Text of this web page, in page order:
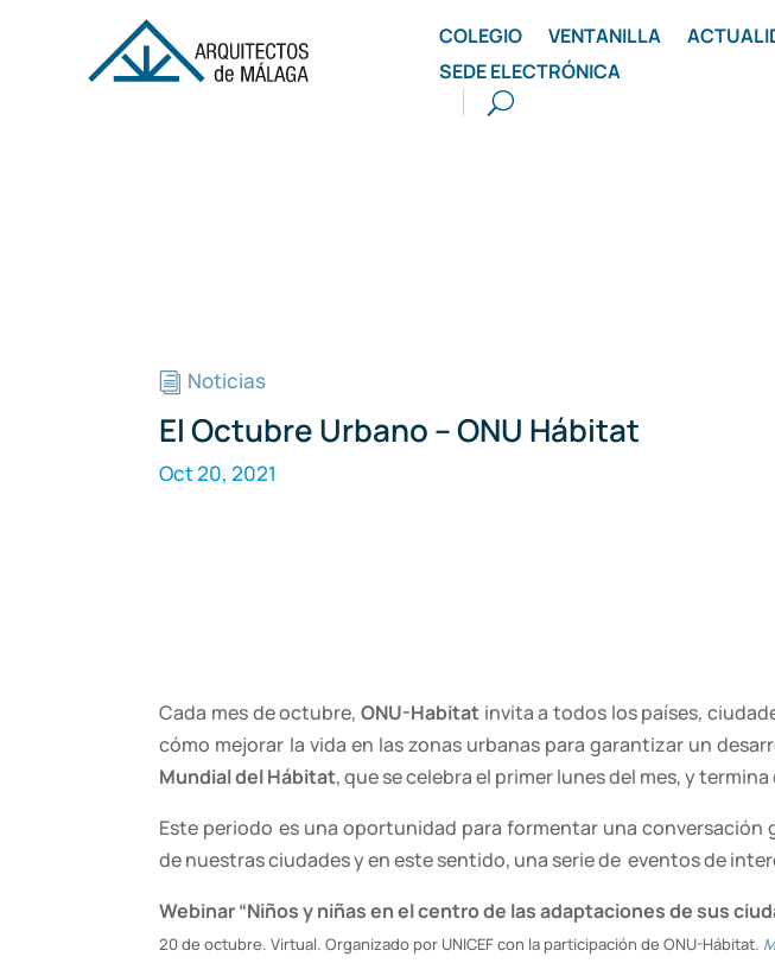
COLEGIO VENTANILLA
SEDE ELECTRÓNICA
i Noticias
El Octubre Urbano – ONU Hábitat
Oct 20, 2021
Cada mes de octubre,ONU-Habitat invita a todos los países,
cómo mejorar la vida en las zonas urbanas para garantizar un
Mundial del Hábitat, que se celebra el primer lunes del mes, y termina
Este periodo es una oportunidad para formentar una
de nuestras ciudades y en este sentido, una serie de eventos de
Webinar “Niños y niñas en el centro de las adaptaciones de sus
20 de octubre. Virtual. Organizado por UNICEF con la participación de ONU-Hábitat.